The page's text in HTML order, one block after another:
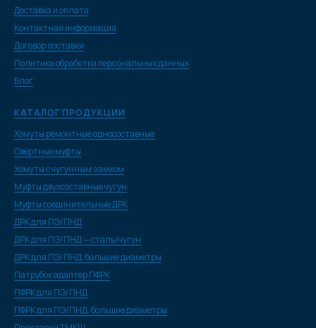
Доставка и оплата
Контактная информация
Договор поставки
Политика обработки персональных данных
Блог
КАТАЛОГ ПРОДУКЦИИ
Хомуты ремонтные односоставные
Свёртные муфты
Хомуты с чугунным замком
Муфты двухсоставные чугун
Муфты соединительные ДРК
ДРК для ПЭ/ПНД
ДРК для ПЭ/ПНД — сталь/чугун
ДРК для ПЭ/ПНД, большие диаметры
Патрубок адаптер ПФРК
ПФРК для ПЭ/ПНД
ПФРК для ПЭ/ПНД, большие диаметры